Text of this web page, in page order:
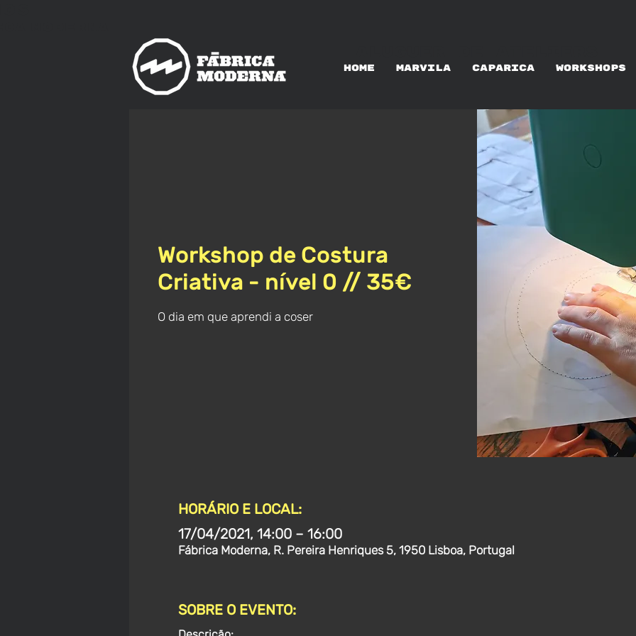
HOME MARVILA CAPARICA WORKSHOPS
Workshop de Costura
Criativa - nível 0 // 35€
O dia em que aprendi a coser
HORÁRIO E LOCAL:
17/04/2021, 14:00 – 16:00
Fábrica Moderna, R. Pereira Henriques 5, 1950 Lisboa, Portugal
SOBRE O EVENTO: